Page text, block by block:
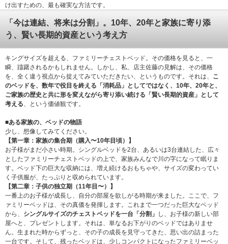
け出すための、最も確実な方法です。
「今は連結、将来は分割」。10年、20年と家族に寄り添
う、賢い長期的資産という考え方
キングサイズを超える、ファミリーチェストベッド。その価格を見ると、一
瞬、躊躇されるかもしれません。しかし、私、店主佐藤の見解は、その価格
を、全く違う視点から捉えてみていただきたい、というものです。それは、 こ
のベッドを、数年で役目を終える「消耗品」としてではなく、10年、20年と、
ご家族の歴史と共に形を変えながら寄り添い続ける「賢い長期的資産」として
考える 、という価値観です。
■ある家族の、ベッドの物語
少し、想像してみてください。
【第一章：家族の集合期（購入〜10年目頃）】
お子様がまだ小さい時期。シングルベッドを2台、あるいは3台連結した、広々
としたファミリーチェストベッドの上で、家族みんなで川の字になって眠りま
す。ベッド下の巨大な収納には、増え続けるおもちゃや、サイズの変わってい
く子供服が、たっぷりと収められています。
【第二章：子供の独立期（11年目〜）】
一番上のお子様が成長し、自分の部屋を欲しがる時期が来ました。ここで、フ
ァミリーベッドは、その真価を発揮します。これまで一つだった巨大なベッド
から、 シングルサイズのチェストベッドを一台「分割」 し、お子様の新しい部
屋へと、プレゼントします。それは、単なるお下がりのベッドではありませ
ん。生まれた時からずっと、その子の成長を見守ってきた、思い出の詰まった
一台です。そして、残ったベッドは、少しコンパクトになったファミリーベッ